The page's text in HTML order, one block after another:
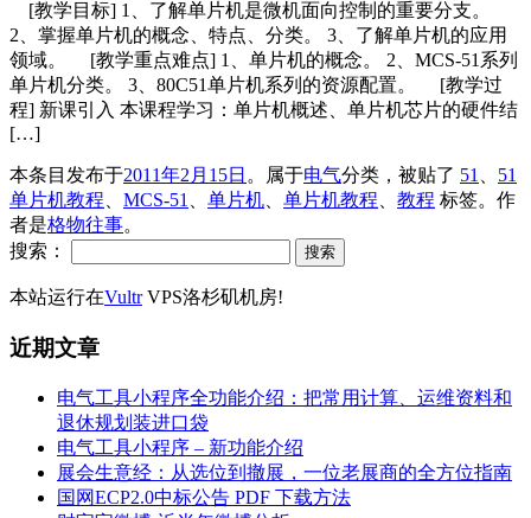
[教学目标] 1、了解单片机是微机面向控制的重要分支。
2、掌握单片机的概念、特点、分类。 3、了解单片机的应用
领域。 [教学重点难点] 1、单片机的概念。 2、MCS-51系列
单片机分类。 3、80C51单片机系列的资源配置。 [教学过
程] 新课引入 本课程学习：单片机概述、单片机芯片的硬件结
[…]
本条目发布于2011年2月15日 。属于电气分类，被贴了 51
51
单片机教程
MCS-51 单片机 单片机教程 教程 标签。 作
者是格物往事。
搜索：
本站运行在VultrVPS洛杉矶机房!
近期文章
电气工具小程序全功能介绍：把常用计算、运维资料和
退休规划装进口袋
电气工具小程序 – 新功能介绍
展会生意经：从选位到撤展，一位老展商的全方位指南
国网ECP2.0中标公告 PDF 下载方法